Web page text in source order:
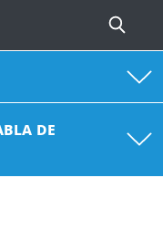
de